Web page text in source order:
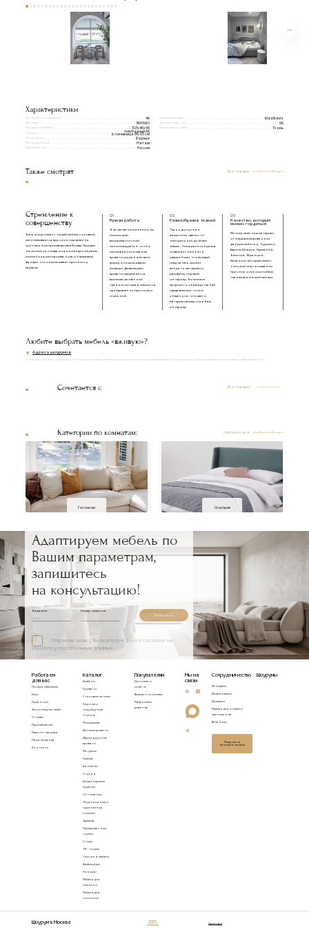
Характеристики
Габаритная ширина
46
Артикул
RAY660
Габариты(ВxШxГ)
107x46x56
Опции
полубарный 66
(столешница 89-95 см)
Категории
Барные
Материал опор
Металл
Производство
Россия
Производитель
Idealbeds
Высота сиденья
66
Материал обивки
Ткань
Также смотрят Все товары
Стремление к
совершенству
Весь ассортимент нашей мебели с обивкой
изготавливается вручную под заказ на
собственном производстве в Москве. Процесс
начинается с создания инженерной рамы
из комбинации массива бука и березовой
фанеры, что обеспечивает прочность
каркаса.
01
Ручная работа
В качестве наполнения мы
используем
высокоэластичный
пенополиуретан, чтобы
изголовье и основание
кровати сохраняли свою
форму и обеспечивали
комфорт. Далее каркас
кровати оформляется
высококачественной
тканью, которая является
одновременно прочной и
стильной.
02
Разнообразие тканей
Ткань доступна в
различных цветах: от
нейтральных до самых
смелых. Такое разнообразие
позволяет нам быть
уверенными, что каждый
покупатель сможет
выбрать материал и
расцветку под свой
интерьер. Вы можете
запросить образцы тканей
перед заказом, чтобы
убедиться, что цвет и
материал впишутся в Ваш
интерьер.
03
Качество, которым
можно гордиться
Мы получаем наш материал
от специализированных
фабрик из Китая, Турции и
Европы (Италия, Германия,
Бельгия, Франция,
Испания), которые имеют
большой опыт в создании
прочных и износостойких
тканей для мягкой мебели.
Любите выбрать мебель «вживую»?
Адреса шоурумов
В наших уютных шоурумах с большим вниманием подобраны самые популярные модели. Приходите и убедитесь в качестве наших товаров лично!
Сочетается с Все товары
Категории по комнатам: Смотреть все
Гостиная Спальня
Адаптируем мебель по
Вашим параметрам,
запишитесь
на консультацию!
Ваше имя Номер телефона
Записаться
Отправляя заявку, Вы подтверждаете согласие на
обработку персональных данных
Работаем
для вас
Почему Idealbeds
Блог
Гарантии
Фото покупателей
Отзывы
Производство
Идеи интерьера
Наша команда
Контакты
Каталог
Диваны
Кровати
Стеновые панели
Барные и
полубарные
стулья
Полукресла
Детские кровати
Двухъярусные
кровати
Матрасы
Кресла
Банкетки
Стулья
Дизайнерские
кушетки
Оттоманки
Журнальные и
приставные
столики
Зеркала
Прикроватные
тумбы
Столы
ТВ - тумбы
Уличная мебель
Аксессуары
Консоли
Мебель для
спальни
Мебель для
гостиной
Покупателям
Доставка и
оплата
Варианты обивки
Механизмы
диванов
Мы на
связи
Сотрудничество
3D модели
Дизайнерам
Дилерам
Мебель для отелей и
ресторанов
Вакансии
Получить
консультацию
Шоурумы
Шоурум в Москве
Карта сайта